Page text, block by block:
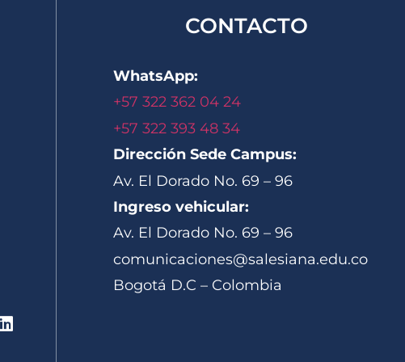
CONTACTO
WhatsApp:
+57 322 362 04 24
+57 322 393 48 34
Dirección Sede Campus:
Av. El Dorado No. 69 – 96
Ingreso vehicular:
Av. El Dorado No. 69 – 96
comunicaciones@salesiana.edu.co
Bogotá D.C – Colombia